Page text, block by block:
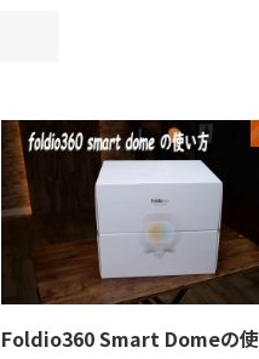
Foldio360 Smart Domeの